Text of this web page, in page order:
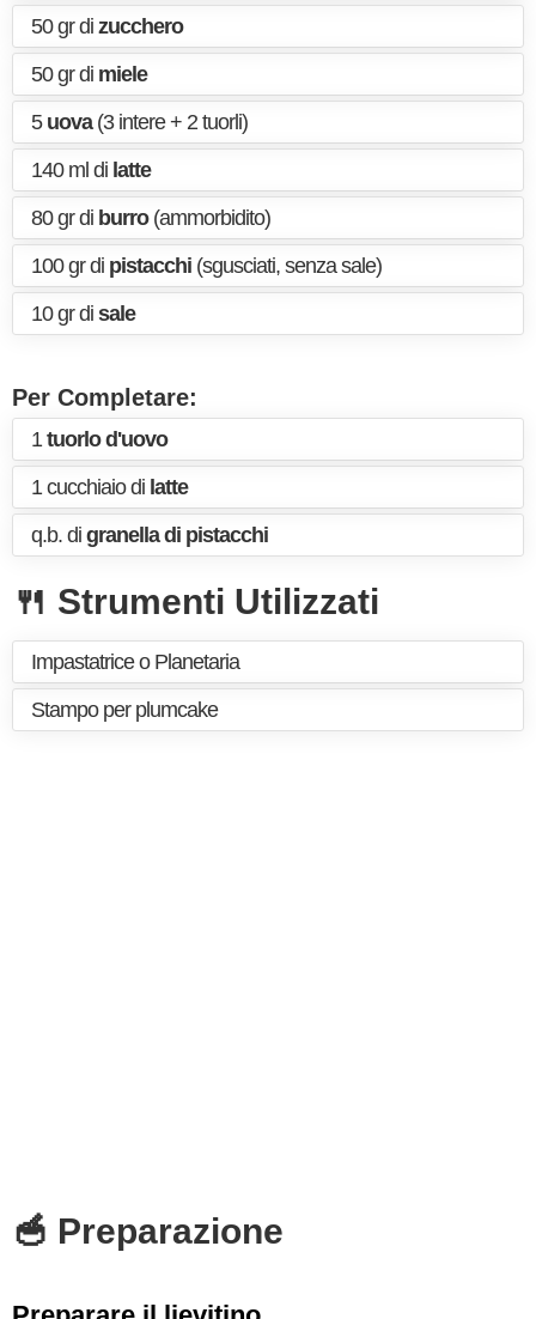
50 gr di zucchero
50 gr di miele
5 uova(3 intere + 2 tuorli)
140 ml di latte
80 gr di burro(ammorbidito)
100 gr di pistacchi (sgusciati, senza sale)
10 gr di sale
Per Completare:
1tuorlo d'uovo
1 cucchiaio di latte
q.b. di granella di pistacchi
🍴 Strumenti Utilizzati
Impastatrice o Planetaria
Stampo per plumcake
🥣 Preparazione